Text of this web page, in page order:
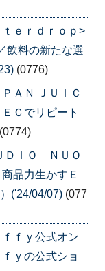
ｅｒｄｒｏｐ>
料の新たな選
(0776)
ＡＮ ＪＵＩＣ
Ｃでリピート
(0774)
ＤＩＯ ＮＵＯ
品力生かすＥ
('24/04/07) (077
ｆｙ公式オン
ｙの公式ショ